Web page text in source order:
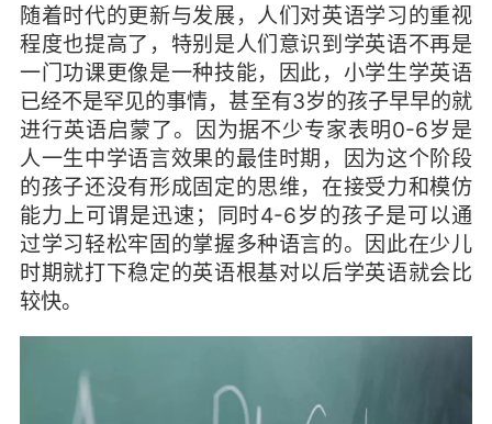
随着时代的更新与发展，人们对英语学习的重视
程度也提高了，特别是人们意识到学英语不再是
一门功课更像是一种技能，因此，小学生学英语
已经不是罕见的事情，甚至有3岁的孩子早早的就
进行英语启蒙了。因为据不少专家表明0-6岁是
人一生中学语言效果的最佳时期，因为这个阶段
的孩子还没有形成固定的思维，在接受力和模仿
能力上可谓是迅速；同时4-6岁的孩子是可以通
过学习轻松牢固的掌握多种语言的。因此在少儿
时期就打下稳定的英语根基对以后学英语就会比
较快。